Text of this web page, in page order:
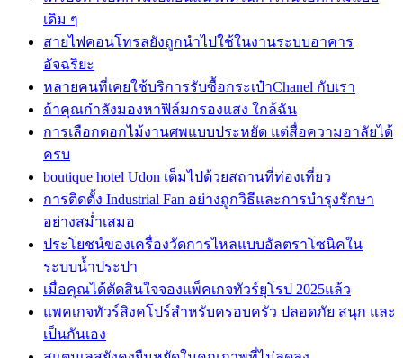
เดิม ๆ
สายไฟคอนโทรลยังถูกนำไปใช้ในงานระบบอาคาร
อัจฉริยะ
หลายคนที่เคยใช้บริการรับซื้อกระเป๋าChanel กับเรา
ถ้าคุณกำลังมองหาฟิล์มกรองแสง ใกล้ฉัน
การเลือกดอกไม้งานศพแบบประหยัด แต่สื่อความอาลัยได้
ครบ
boutique hotel Udon เต็มไปด้วยสถานที่ท่องเที่ยว
การติดตั้ง Industrial Fan อย่างถูกวิธีและการบำรุงรักษา
อย่างสม่ำเสมอ
ประโยชน์ของเครื่องวัดการไหลแบบอัลตราโซนิคใน
ระบบน้ำประปา
เมื่อคุณได้ตัดสินใจจองแพ็คเกจทัวร์ยุโรป 2025แล้ว
แพคเกจทัวร์สิงคโปร์สำหรับครอบครัว ปลอดภัย สนุก และ
เป็นกันเอง